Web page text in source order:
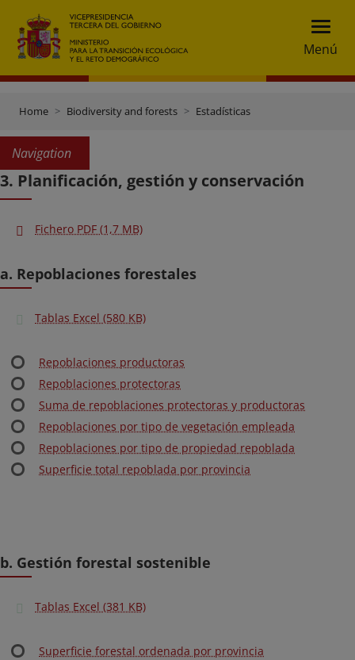
Menú
Home Biodiversity and forests Estadísticas
Navigation
3. Planificación, gestión y conservación
Fichero PDF (1,7 MB)
a. Repoblaciones forestales
Tablas Excel (580 KB)
Repoblaciones productoras
Repoblaciones protectoras
Suma de repoblaciones protectoras y productoras
Repoblaciones por tipo de vegetación empleada
Repoblaciones por tipo de propiedad repoblada
Superficie total repoblada por provincia
b. Gestión forestal sostenible
Tablas Excel (381 KB)
Superficie forestal ordenada por provincia